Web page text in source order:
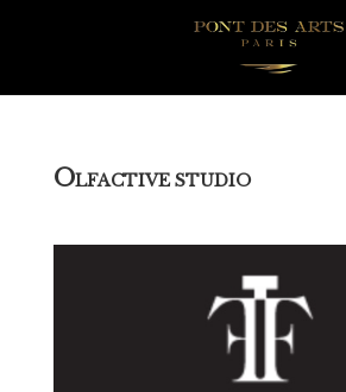
OLFACTIVE STUDIO